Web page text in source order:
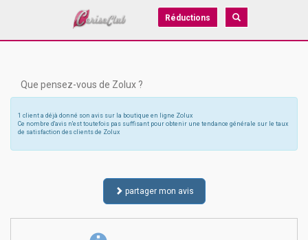
Réductions
Que pensez-vous de Zolux ?
1 client a déjà donné son avis sur la boutique en ligne Zolux
Ce nombre d'avis n'est toutefois pas suffisant pour obtenir une tendance générale sur le taux
de satisfaction des clients de Zolux
partager mon avis